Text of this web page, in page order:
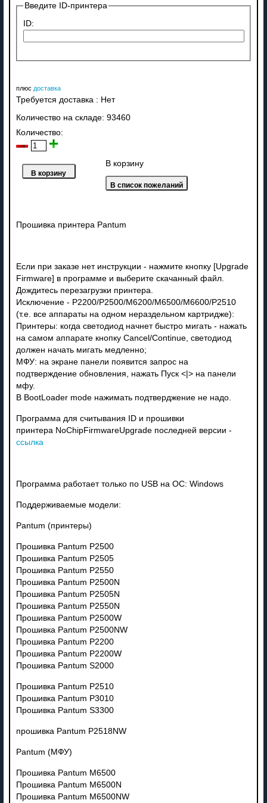
Введите ID-принтера
ID:
плюс доставка
Требуется доставка : Нет
Количество на складе: 93460
Количество:
В корзину
Прошивка принтера Pantum
Если при заказе нет инструкции - нажмите кнопку [Upgrade
Firmware] в программе и выберите скачанный файл.
Дождитесь перезагрузки принтера.
Исключение - P2200/P2500/M6200/M6500/M6600/P2510
(т.е. все аппараты на одном нераздельном картридже):
Принтеры: когда светодиод начнет быстро мигать - нажать
на самом аппарате кнопку Cancel/Continue, светодиод
должен начать мигать медленно;
МФУ: на экране панели появится запрос на
подтверждение обновления, нажать Пуск <|> на панели
мфу.
В BootLoader mode нажимать подтверджение не надо.
Программа для считывания ID и прошивки
принтера NoChipFirmwareUpgrade последней версии -
ссылка
Программа работает только по USB на ОС: Windows
Поддерживаемые модели:
Pantum (принтеры)
Прошивка Pantum P2500
Прошивка Pantum P2505
Прошивка Pantum P2550
Прошивка Pantum P2500N
Прошивка Pantum P2505N
Прошивка Pantum P2550N
Прошивка Pantum P2500W
Прошивка Pantum P2500NW
Прошивка Pantum P2200
Прошивка Pantum P2200W
Прошивка Pantum S2000
Прошивка Pantum P2510
Прошивка Pantum P3010
Прошивка Pantum S3300
прошивка Pantum P2518NW
Pantum (МФУ)
Прошивка Pantum M6500
Прошивка Pantum M6500N
Прошивка Pantum M6500NW